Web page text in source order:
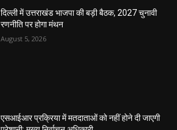
दिल्ली में उत्तराखंड भाजपा की बड़ी बैठक, 2027 चुनावी
रणनीति पर होगा मंथन
August 5, 2026
एसआईआर प्रक्रिया में मतदाताओं को नहीं होने दी जाएगी